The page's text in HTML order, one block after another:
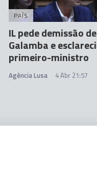
PAÍS
IL pede demissão
Galamba e
primeiro-ministro
Agência Lusa 4 Abr 21:57